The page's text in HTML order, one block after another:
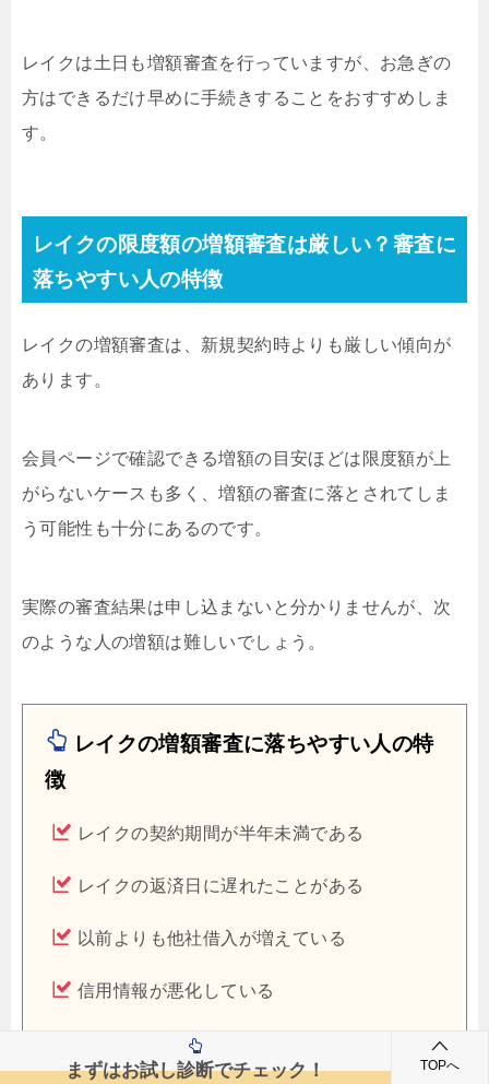
レイクは土日も増額審査を行っていますが、お急ぎの
方はできるだけ早めに手続きすることをおすすめしま
す。
レイクの限度額の増額審査は厳しい？審査に
落ちやすい人の特徴
レイクの増額審査は、新規契約時よりも厳しい傾向が
あります。
会員ページで確認できる増額の目安ほどは限度額が上
がらないケースも多く、増額の審査に落とされてしま
う可能性も十分にあるのです。
実際の審査結果は申し込まないと分かりませんが、次
のような人の増額は難しいでしょう。
レイクの増額審査に落ちやすい人の特
徴
レイクの契約期間が半年未満である
レイクの返済日に遅れたことがある
以前よりも他社借入が増えている
信用情報が悪化している
新規契約時よりも年収が下がっている
まずはお試し診断でチェック！ TOPへ